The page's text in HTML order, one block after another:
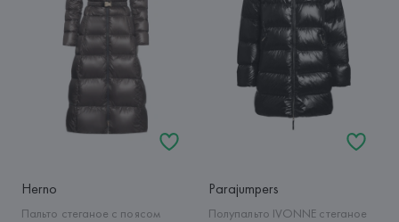
Herno
Пальто стеганое с поясом
Parajumpers
Полупальто IVONNE стеганое